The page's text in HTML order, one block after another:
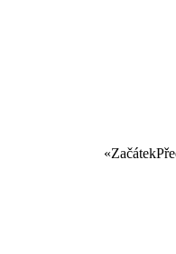
«Začátek